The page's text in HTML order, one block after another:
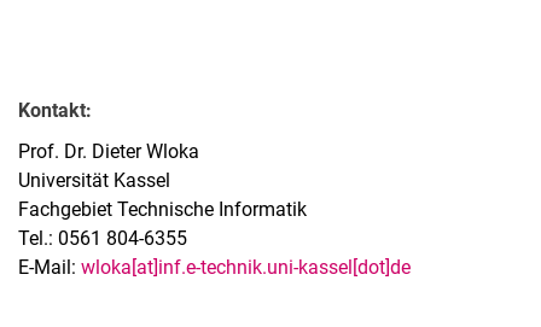
Kontakt:
Prof. Dr. Dieter Wloka
Universität Kassel
Fachgebiet Technische Informatik
Tel.: 0561 804-6355
E-Mail: wloka[at]inf.e-technik.uni-kassel[dot]de